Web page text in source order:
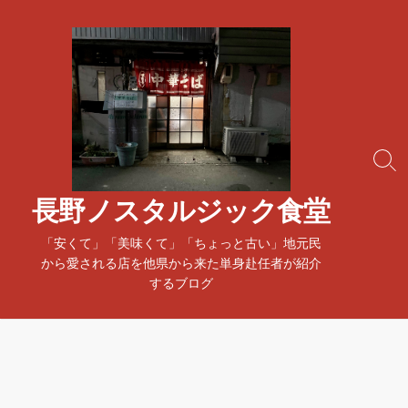
長野ノスタルジック食堂
「安くて」「美味くて」「ちょっと古い」地元民
から愛される店を他県から来た単身赴任者が紹介
するブログ
検